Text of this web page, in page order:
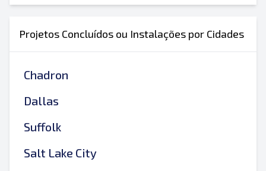
Projetos Concluídos ou Instalações por Cidades
Chadron
Dallas
Suffolk
Salt Lake City